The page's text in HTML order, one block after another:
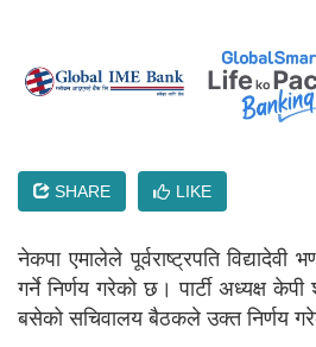
SHARE LIKE
नेकपा एमालेले पूर्वराष्ट्रपति विद्यादेवी
गर्ने निर्णय गरेको छ। पार्टी अध्यक्ष
बसेको सचिवालय बैठकले उक्त निर्णय